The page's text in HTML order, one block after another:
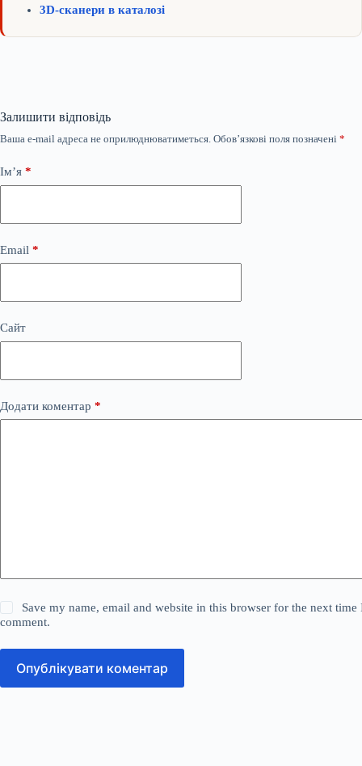
3D-сканери в каталозі
Залишити відповідь
Ваша e-mail адреса не оприлюднюватиметься. Обов’язкові поля позначені *
Ім’я *
Email *
Сайт
Додати коментар *
Save my name, email and website in this browser for the next time
comment.
Опублікувати коментар